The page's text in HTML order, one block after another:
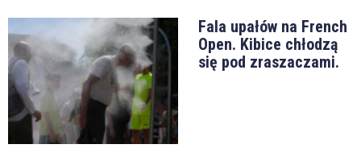
Fala upałów na French
Open. Kibice chłodzą
się pod zraszaczami.